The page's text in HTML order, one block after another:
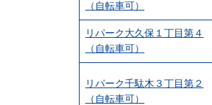
（自転車可）
リパーク大久保１丁目第４
（自転車可）
リパーク千駄木３丁目第２
（自転車可）